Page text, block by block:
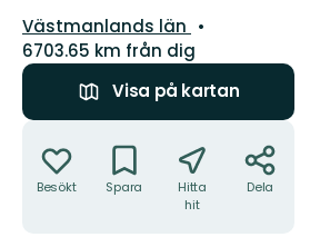
Län:
Västmanlands län
6703.65 km från dig
Visa på kartan
Besökt Spara
Hitta
hit
Dela